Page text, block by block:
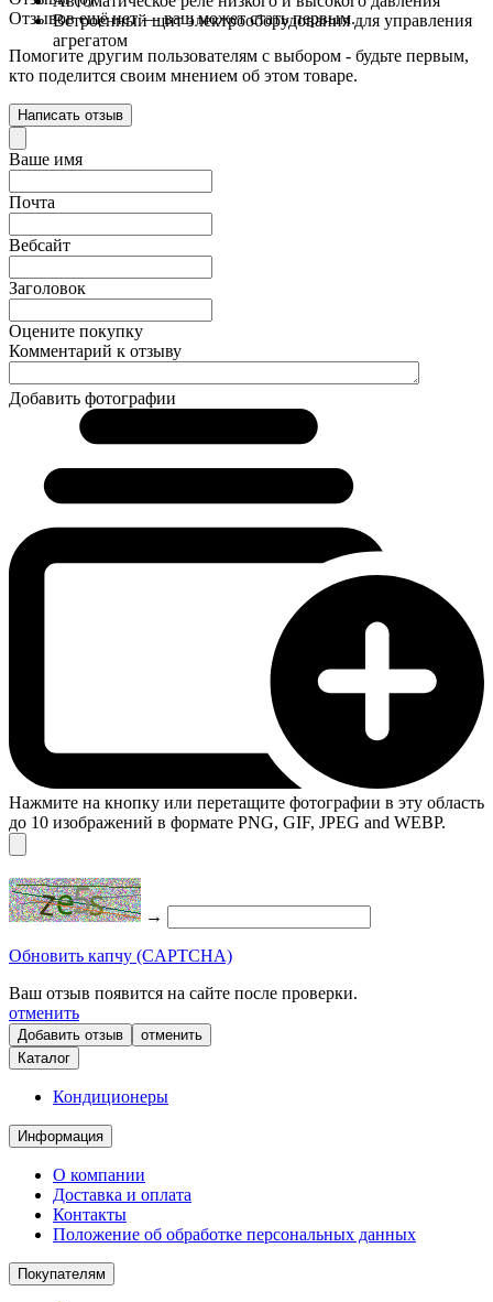
Встроенный щит электрооборудования для управления
агрегатом
Отзывов ещё нет — ваш может стать первым.
Помогите другим пользователям с выбором - будьте первым,
кто поделится своим мнением об этом товаре.
Написать отзыв
Ваше имя
Почта
Вебсайт
Заголовок
Оцените покупку
Комментарий к отзыву
Добавить фотографии
Нажмите на кнопку или перетащите фотографии в эту область
до 10 изображений в формате PNG, GIF, JPEG and WEBP.
→
Обновить капчу (CAPTCHA)
Ваш отзыв появится на сайте после проверки.
отменить
отменить
Каталог
Кондиционеры
Информация
О компании
Доставка и оплата
Контакты
Положение об обработке персональных данных
Покупателям